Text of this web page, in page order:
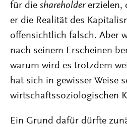
für die shareholdererzielen,
er die Realität des
offensichtlich falsch. Aber
nach seinem Erscheinen
warum wird es trotzdem
hat sich in gewisser Weise
wirtschaftssoziologischen
Ein Grund dafür dürfte